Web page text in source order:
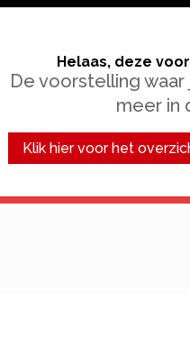
Helaas, deze
De voorstelling
meer in
Klik hier voor het